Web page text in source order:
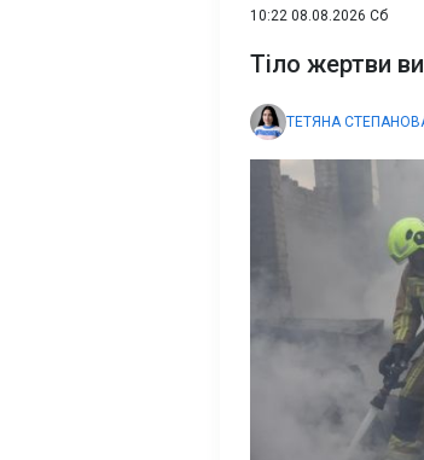
10:22 08.08.2026 Сб
Тіло жертви
ТЕТЯНА